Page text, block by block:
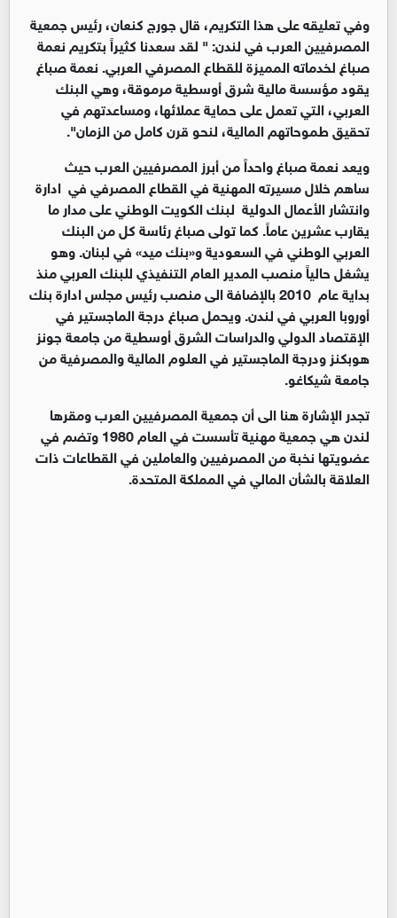
وفي تعليقه على هذا التكريم، قال جورج كنعان، رئيس جمعية
المصرفيين العرب في لندن: " لقد سعدنا كثيراً بتكريم نعمة
صباغ لخدماته المميزة للقطاع المصرفي العربي. نعمة صباغ
يقود مؤسسة مالية شرق أوسطية مرموقة، وهي البنك
العربي، التي تعمل على حماية عملائها، ومساعدتهم في
تحقيق طموحاتهم المالية، لنحو قرن كامل من الزمان".
ويعد نعمة صباغ واحداً من أبرز المصرفيين العرب حيث
ساهم خلال مسيرته المهنية في القطاع المصرفي في ادارة
وانتشار الأعمال الدولية لبنك الكويت الوطني على مدار ما
يقارب عشرين عاماً. كما تولى صباغ رئاسة كل من البنك
العربي الوطني في السعودية و«بنك ميد» في لبنان. وهو
يشغل حالياً منصب المدير العام التنفيذي للبنك العربي منذ
بداية عام 2010 بالإضافة الى منصب رئيس مجلس ادارة بنك
أوروبا العربي في لندن. ويحمل صباغ درجة الماجستير في
الإقتصاد الدولي والدراسات الشرق أوسطية من جامعة جونز
هوبكنز ودرجة الماجستير في العلوم المالية والمصرفية من
جامعة شيكاغو.
تجدر الإشارة هنا الى أن جمعية المصرفيين العرب ومقرها
لندن هي جمعية مهنية تأسست في العام 1980 وتضم في
عضويتها نخبة من المصرفيين والعاملين في القطاعات ذات
العلاقة بالشأن المالي في المملكة المتحدة.